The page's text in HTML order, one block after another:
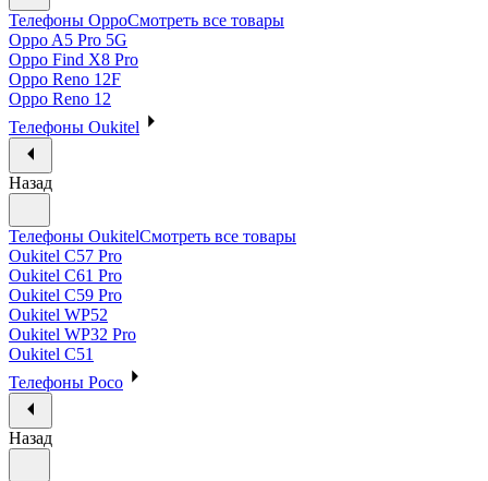
Телефоны OppoСмотреть все товары
Oppo A5 Pro 5G
Oppo Find X8 Pro
Oppo Reno 12F
Oppo Reno 12
Телефоны Oukitel
Назад
Телефоны OukitelСмотреть все товары
Oukitel C57 Pro
Oukitel C61 Pro
Oukitel C59 Pro
Oukitel WP52
Oukitel WP32 Pro
Oukitel C51
Телефоны Poco
Назад